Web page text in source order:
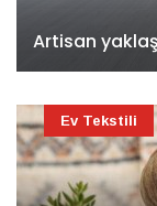
Artisan
Ev Tekstili